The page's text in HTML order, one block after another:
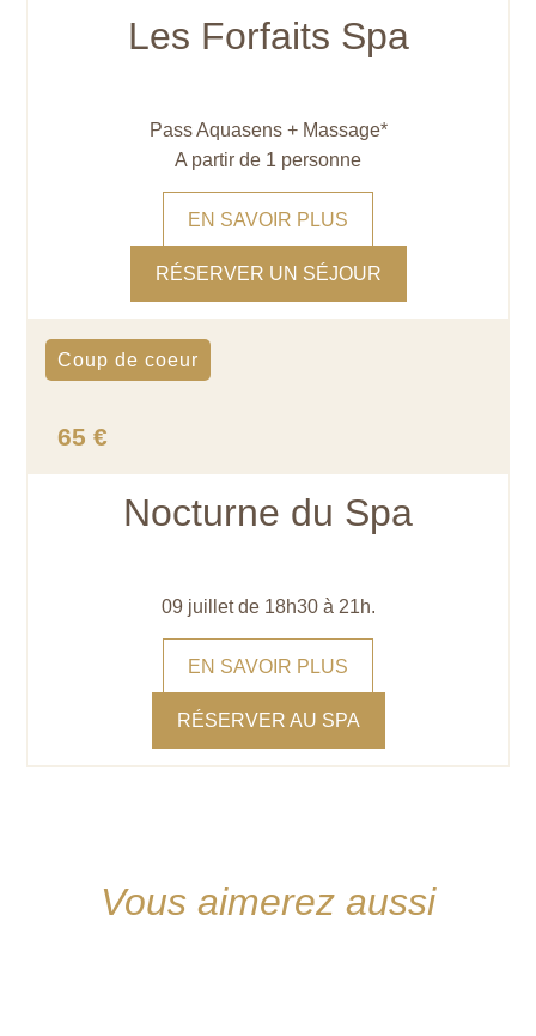
Les Forfaits Spa
Pass Aquasens + Massage*
A partir de 1 personne
EN SAVOIR PLUS
RÉSERVER UN SÉJOUR
Coup de coeur
65 €
Nocturne du Spa
09 juillet de 18h30 à 21h.
EN SAVOIR PLUS
RÉSERVER AU SPA
Vous aimerez aussi